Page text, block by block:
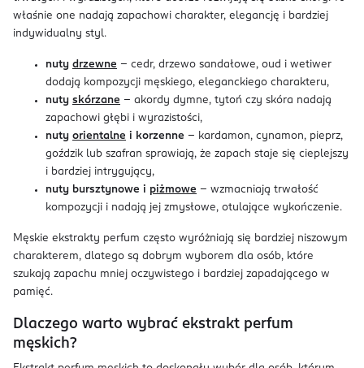
właśnie one nadają zapachowi charakter, elegancję i bardziej
indywidualny styl.
nuty drzewne – cedr, drzewo sandałowe, oud i wetiwer
dodają kompozycji męskiego, eleganckiego charakteru,
nuty skórzane – akordy dymne, tytoń czy skóra nadają
zapachowi głębi i wyrazistości,
nuty orientalne i korzenne – kardamon, cynamon, pieprz,
goździk lub szafran sprawiają, że zapach staje się cieplejszy
i bardziej intrygujący,
nuty bursztynowe i piżmowe – wzmacniają trwałość
kompozycji i nadają jej zmysłowe, otulające wykończenie.
Męskie ekstrakty perfum często wyróżniają się bardziej niszowym
charakterem, dlatego są dobrym wyborem dla osób, które
szukają zapachu mniej oczywistego i bardziej zapadającego w
pamięć.
Dlaczego warto wybrać ekstrakt perfum
męskich?